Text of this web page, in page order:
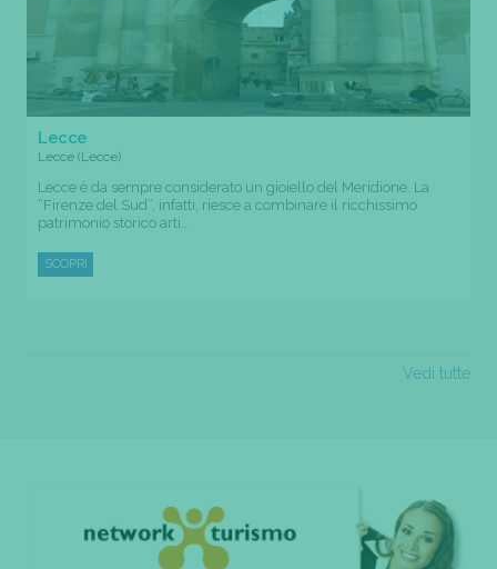
Lecce
Lecce (Lecce)
Lecce è da sempre considerato un gioiello del Meridione. La
“Firenze del Sud”, infatti, riesce a combinare il ricchissimo
patrimonio storico arti...
SCOPRI
Vedi tutte